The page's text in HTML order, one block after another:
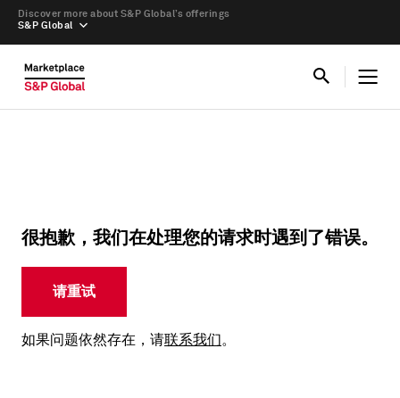
S&P Global
Discover more about S&P Global’s offerings
很抱歉，我们在处理您的请求时遇到了错误。
请重试
如果问题依然存在，请联系我们。